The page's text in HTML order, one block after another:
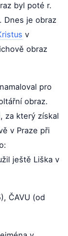
byl poté r.
Dnes je obraz
v
obraz
pro
obraz.
za který získal
v Praze při
ještě Liška v
ČAVU (od